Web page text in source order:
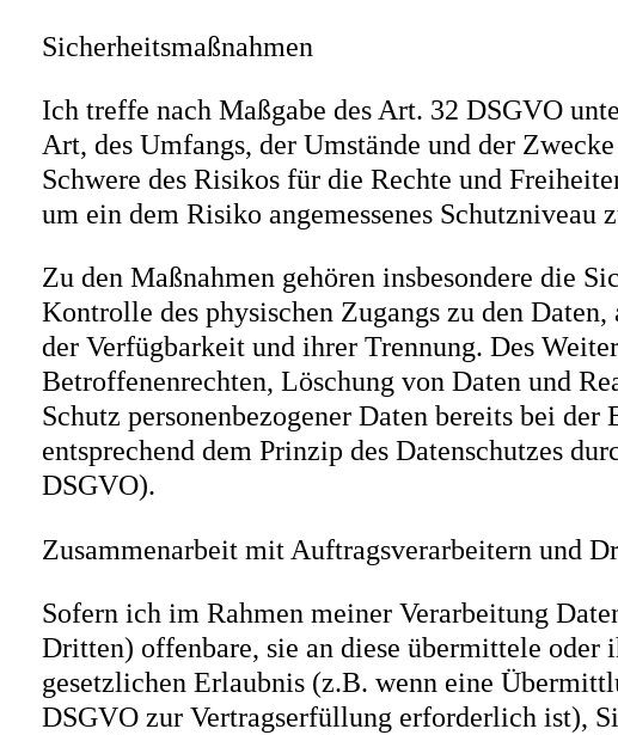
Sicherheitsmaßnahmen
Ich treffe nach Maßgabe des Art. 32 DSGVO
Art, des Umfangs, der Umstände und der
Schwere des Risikos für die Rechte und
um ein dem Risiko angemessenes Schutzniveau
Zu den Maßnahmen gehören insbesondere die
Kontrolle des physischen Zugangs zu den
der Verfügbarkeit und ihrer Trennung. Des
Betroffenenrechten, Löschung von Daten und
Schutz personenbezogener Daten bereits bei
entsprechend dem Prinzip des Datenschutzes
DSGVO).
Zusammenarbeit mit Auftragsverarbeitern und
Sofern ich im Rahmen meiner Verarbeitung
Dritten) offenbare, sie an diese übermittele
gesetzlichen Erlaubnis (z.B. wenn eine
DSGVO zur Vertragserfüllung erforderlich ist),